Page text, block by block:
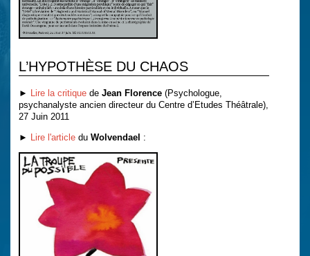
L’HYPOTHÈSE DU CHAOS
► Lire la critique de Jean Florence (Psychologue,
psychanalyste ancien directeur du Centre d’Etudes Théâtrale),
27 Juin 2011
►
Lire l'article du Wolvendael :